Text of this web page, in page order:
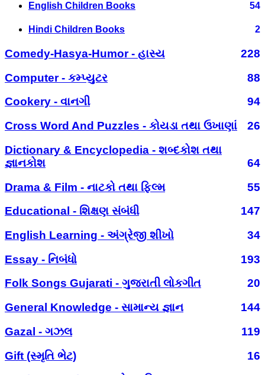
English Children Books 54
Hindi Children Books 2
Comedy-Hasya-Humor - હાસ્ય
228
Computer - કમ્પ્યુટર
88
Cookery - વાનગી
94
Cross Word And Puzzles - કોયડા તથા ઉખાણાં
26
Dictionary & Encyclopedia - શબ્દકોશ તથા
જ્ઞાનકોશ
64
Drama & Film - નાટકો તથા ફિલ્મ
55
Educational - શિક્ષણ સંબંધી
147
English Learning - અંગ્રેજી શીખો
34
Essay - નિબંધો
193
Folk Songs Gujarati - ગુજરાતી લોકગીત
20
General Knowledge - સામાન્ય જ્ઞાન
144
Gazal - ગઝલ
119
Gift (સ્મૃતિ ભેટ)
16